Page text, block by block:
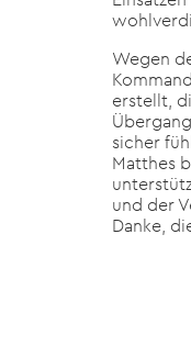
Wegen
erstellt,
sicher
Matthes
und der
Danke,